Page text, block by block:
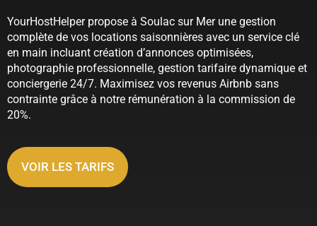
YourHostHelper propose à Soulac sur Mer une gestion
complète de vos locations saisonnières avec un service clé
en main incluant création d’annonces optimisées,
photographie professionnelle, gestion tarifaire dynamique et
conciergerie 24/7. Maximisez vos revenus Airbnb sans
contrainte grâce à notre rémunération à la commission de
20%.
VOIR LES TARIFS